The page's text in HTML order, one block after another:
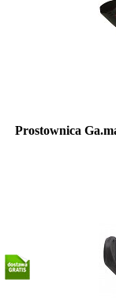
Prostownica